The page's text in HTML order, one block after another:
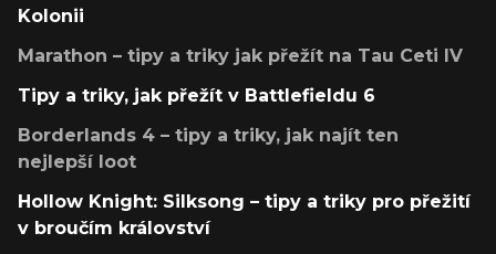
Kolonii
Marathon – tipy a triky jak přežít na Tau Ceti IV
Tipy a triky, jak přežít v Battlefieldu 6
Borderlands 4 – tipy a triky, jak najít ten
nejlepší loot
Hollow Knight: Silksong – tipy a triky pro přežití
v broučím království